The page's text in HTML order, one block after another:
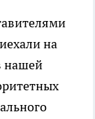
на
нашей